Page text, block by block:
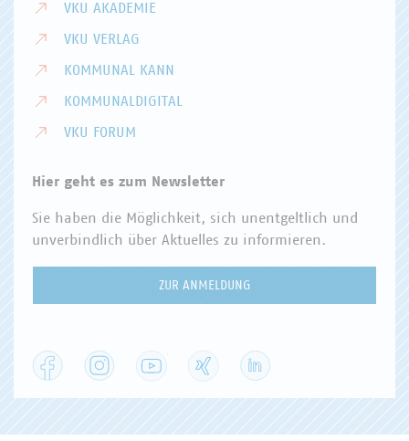
VKU AKADEMIE
VKU VERLAG
KOMMUNAL KANN
KOMMUNALDIGITAL
VKU FORUM
Hier geht es zum Newsletter
Sie haben die Möglichkeit, sich unentgeltlich und
unverbindlich über Aktuelles zu informieren.
ZUR ANMELDUNG
Facebook Instagram YouTube